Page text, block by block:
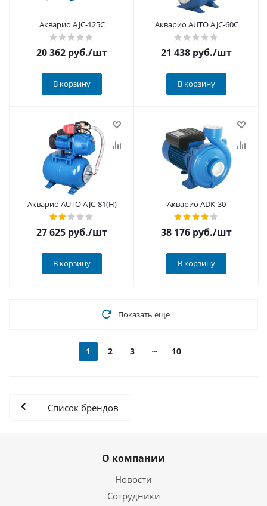
Акварио AJC-125C
20 362 руб./шт
В корзину
Акварио AUTO AJC-60C
21 438 руб./шт
В корзину
Акварио AUTO AJC-81(H)
27 625 руб./шт
В корзину
Акварио ADK-30
38 176 руб./шт
В корзину
Показать еще
1 2 3 10
Список брендов
О компании
Новости
Сотрудники